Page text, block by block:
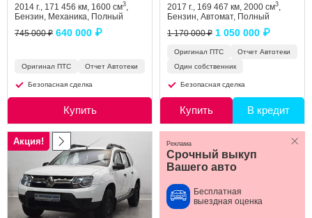
2014 г., 171 456 км, 1600 см3,
Бензин, Механика, Полный
745 000 ₽ 640 000 ₽
Оригинал ПТС Отчет Автотеки
Безопасная сделка
Купить
2017 г., 169 467 км, 2000 см3,
Бензин, Автомат, Полный
1 170 000 ₽ 1 050 000 ₽
Оригинал ПТС
Отчет Автотеки
Один собственник
Безопасная сделка
Купить В кредит
Акция!
Срочный выкуп
Вашего авто
Бесплатная
выездная оценка
Реклама